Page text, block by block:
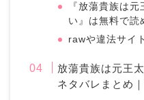
『放蕩貴族は
い』は無料で読
rawや違法サイ
放蕩貴族は元王
ネタバレまとめ